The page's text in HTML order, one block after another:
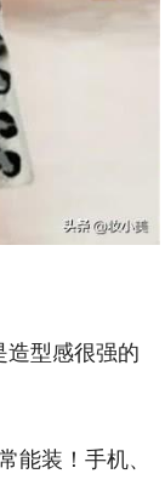
造型感很强的
能装！手机、